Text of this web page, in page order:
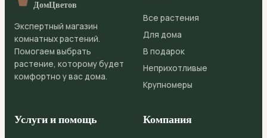
ДомЦветов
Экспертный магазин
комнатных растений.
Помогаем выбрать
растение, которому будет
комфортно у вас дома.
Все растения
Для дома
В подарок
Неприхотливые
Крупномеры
Услуги и помощь Компания